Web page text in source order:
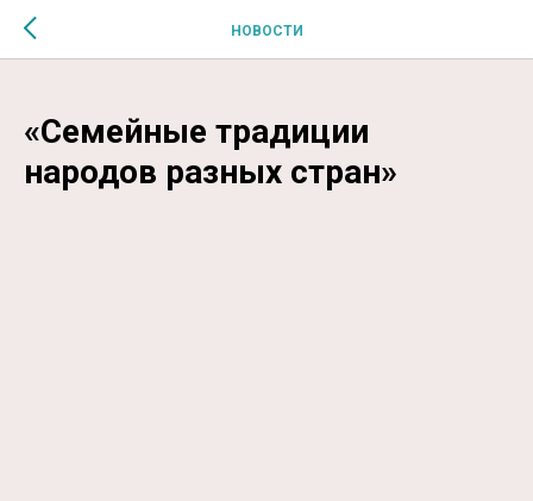
$MESSAGE$
НОВОСТИ
«Семейные традиции
народов разных стран»